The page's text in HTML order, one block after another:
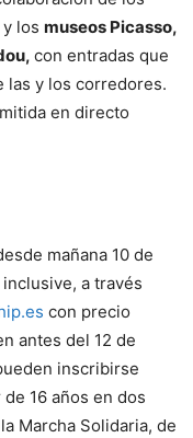
y los museos Picasso,
con entradas que
las y los corredores.
en directo
mañana 10 de
a través
con precio
antes del 12 de
inscribirse
16 años en dos
Marcha Solidaria, de